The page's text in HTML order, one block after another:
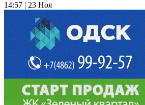
14:57 | 23 Ноя